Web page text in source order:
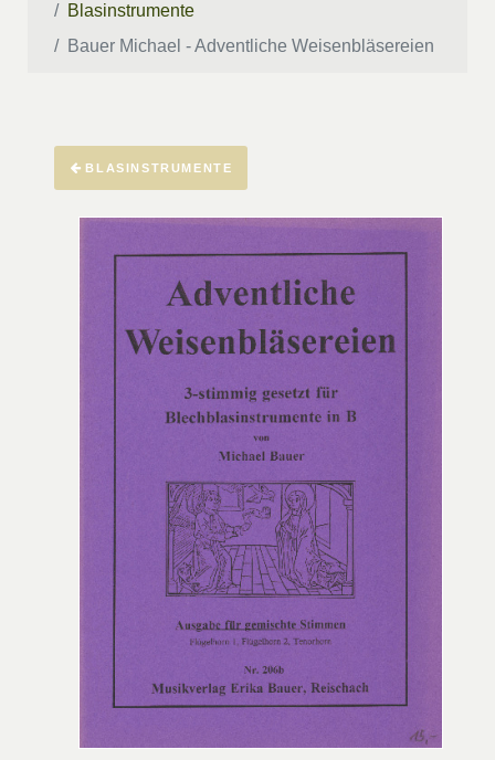
Blasinstrumente
Bauer Michael - Adventliche Weisenbläsereien
BLASINSTRUMENTE